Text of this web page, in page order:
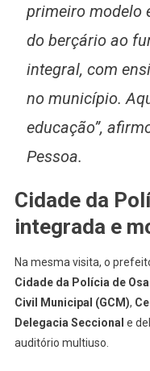
primeiro modelo
do berçário ao
integral, com
no município.
educação”,
Pessoa.
Cidade da
integrada e
Na mesma visita, o
Cidade da Polícia de
Civil Municipal (GCM),
Delegacia Seccional e
auditório multiuso.